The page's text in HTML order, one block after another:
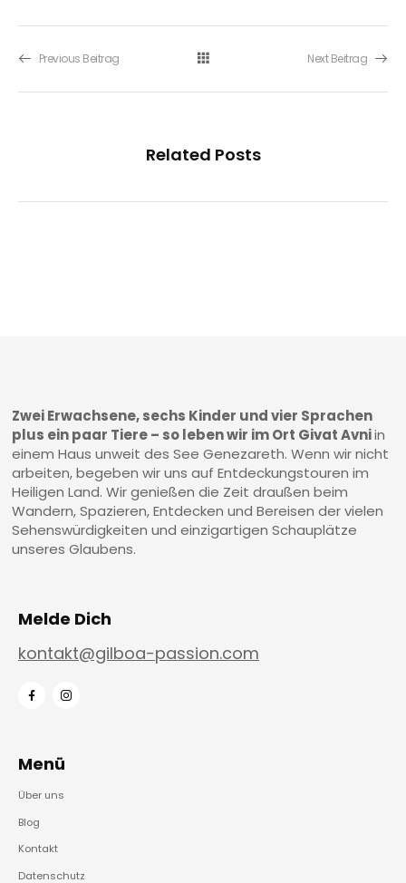
Previous Beitrag Next Beitrag
Related Posts
Zwei Erwachsene, sechs Kinder und vier Sprachen
plus ein paar Tiere – so leben wir im Ort Givat Avniin
einem Haus unweit des See Genezareth. Wenn wir nicht
arbeiten, begeben wir uns auf Entdeckungstouren im
Heiligen Land. Wir genießen die Zeit draußen beim
Wandern, Spazieren, Entdecken und Bereisen der vielen
Sehenswürdigkeiten und einzigartigen Schauplätze
unseres Glaubens.
Melde Dich
kontakt@gilboa-passion.com
Menü
Über uns
Blog
Kontakt
Datenschutz